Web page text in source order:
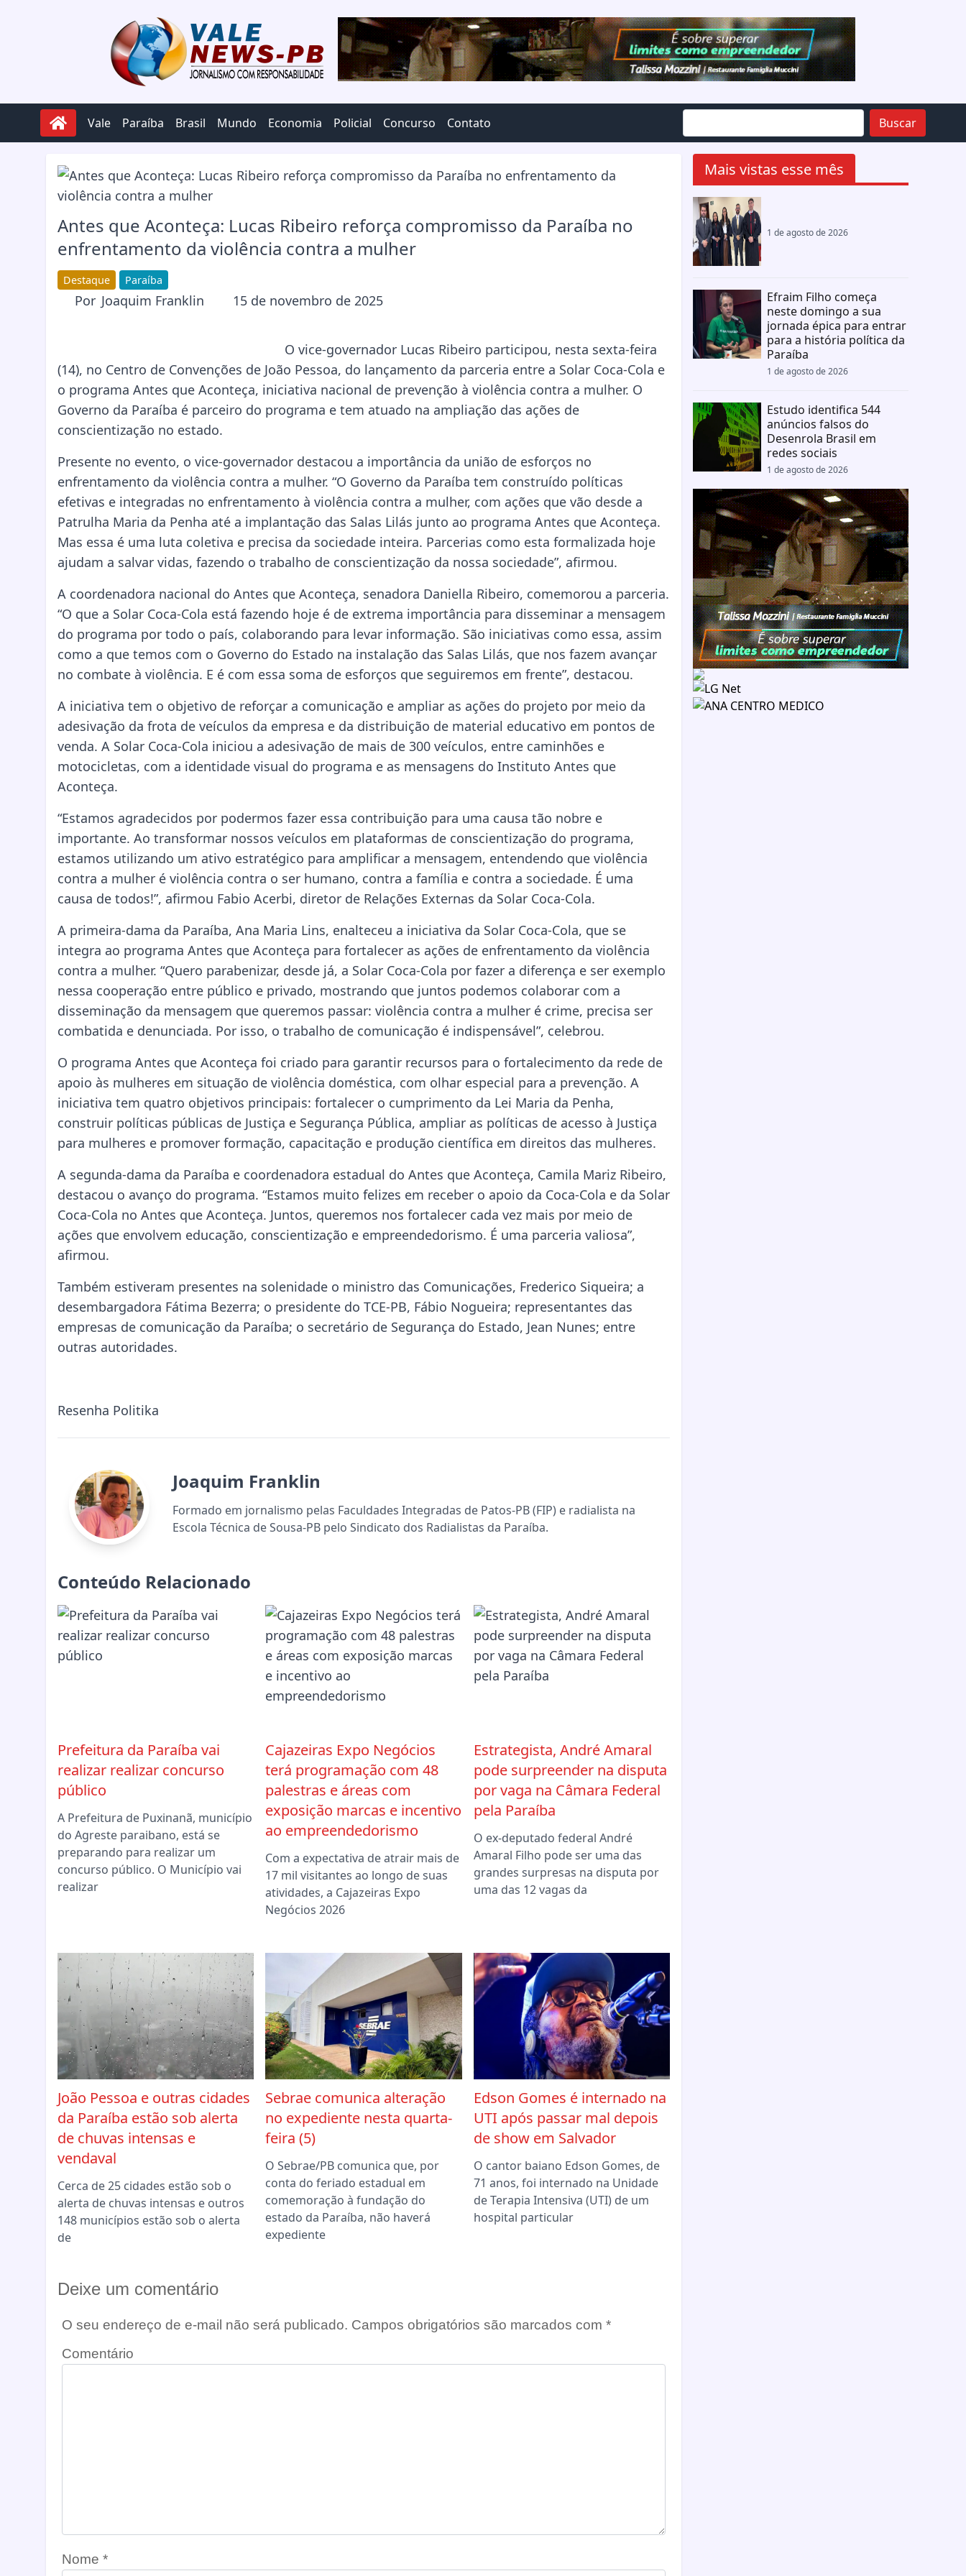
Vale Paraíba Brasil Mundo Economia Policial Concurso Contato Buscar
Antes que Aconteça: Lucas Ribeiro reforça compromisso da Paraíba no
enfrentamento da violência contra a mulher
Destaque Paraíba
Por Joaquim Franklin 15 de novembro de 2025
O vice-governador Lucas Ribeiro participou, nesta sexta-feira
(14), no Centro de Convenções de João Pessoa, do lançamento da parceria entre a Solar Coca-Cola e
o programa Antes que Aconteça, iniciativa nacional de prevenção à violência contra a mulher. O
Governo da Paraíba é parceiro do programa e tem atuado na ampliação das ações de
conscientização no estado.
Presente no evento, o vice-governador destacou a importância da união de esforços no
enfrentamento da violência contra a mulher. “O Governo da Paraíba tem construído políticas
efetivas e integradas no enfrentamento à violência contra a mulher, com ações que vão desde a
Patrulha Maria da Penha até a implantação das Salas Lilás junto ao programa Antes que Aconteça.
Mas essa é uma luta coletiva e precisa da sociedade inteira. Parcerias como esta formalizada hoje
ajudam a salvar vidas, fazendo o trabalho de conscientização da nossa sociedade”, afirmou.
A coordenadora nacional do Antes que Aconteça, senadora Daniella Ribeiro, comemorou a parceria.
“O que a Solar Coca-Cola está fazendo hoje é de extrema importância para disseminar a mensagem
do programa por todo o país, colaborando para levar informação. São iniciativas como essa, assim
como a que temos com o Governo do Estado na instalação das Salas Lilás, que nos fazem avançar
no combate à violência. E é com essa soma de esforços que seguiremos em frente”, destacou.
A iniciativa tem o objetivo de reforçar a comunicação e ampliar as ações do projeto por meio da
adesivação da frota de veículos da empresa e da distribuição de material educativo em pontos de
venda. A Solar Coca-Cola iniciou a adesivação de mais de 300 veículos, entre caminhões e
motocicletas, com a identidade visual do programa e as mensagens do Instituto Antes que
Aconteça.
“Estamos agradecidos por podermos fazer essa contribuição para uma causa tão nobre e
importante. Ao transformar nossos veículos em plataformas de conscientização do programa,
estamos utilizando um ativo estratégico para amplificar a mensagem, entendendo que violência
contra a mulher é violência contra o ser humano, contra a família e contra a sociedade. É uma
causa de todos!”, afirmou Fabio Acerbi, diretor de Relações Externas da Solar Coca-Cola.
A primeira-dama da Paraíba, Ana Maria Lins, enalteceu a iniciativa da Solar Coca-Cola, que se
integra ao programa Antes que Aconteça para fortalecer as ações de enfrentamento da violência
contra a mulher. “Quero parabenizar, desde já, a Solar Coca-Cola por fazer a diferença e ser exemplo
nessa cooperação entre público e privado, mostrando que juntos podemos colaborar com a
disseminação da mensagem que queremos passar: violência contra a mulher é crime, precisa ser
combatida e denunciada. Por isso, o trabalho de comunicação é indispensável”, celebrou.
O programa Antes que Aconteça foi criado para garantir recursos para o fortalecimento da rede de
apoio às mulheres em situação de violência doméstica, com olhar especial para a prevenção. A
iniciativa tem quatro objetivos principais: fortalecer o cumprimento da Lei Maria da Penha,
construir políticas públicas de Justiça e Segurança Pública, ampliar as políticas de acesso à Justiça
para mulheres e promover formação, capacitação e produção científica em direitos das mulheres.
A segunda-dama da Paraíba e coordenadora estadual do Antes que Aconteça, Camila Mariz Ribeiro,
destacou o avanço do programa. “Estamos muito felizes em receber o apoio da Coca-Cola e da Solar
Coca-Cola no Antes que Aconteça. Juntos, queremos nos fortalecer cada vez mais por meio de
ações que envolvem educação, conscientização e empreendedorismo. É uma parceria valiosa”,
afirmou.
Também estiveram presentes na solenidade o ministro das Comunicações, Frederico Siqueira; a
desembargadora Fátima Bezerra; o presidente do TCE-PB, Fábio Nogueira; representantes das
empresas de comunicação da Paraíba; o secretário de Segurança do Estado, Jean Nunes; entre
outras autoridades.
Resenha Politika
Joaquim Franklin
Formado em jornalismo pelas Faculdades Integradas de Patos-PB (FIP) e radialista na
Escola Técnica de Sousa-PB pelo Sindicato dos Radialistas da Paraíba.
Conteúdo Relacionado
Prefeitura da Paraíba vai
realizar realizar concurso
público
A Prefeitura de Puxinanã, município
do Agreste paraibano, está se
preparando para realizar um
concurso público. O Município vai
realizar
Cajazeiras Expo Negócios
terá programação com 48
palestras e áreas com
exposição marcas e incentivo
ao empreendedorismo
Com a expectativa de atrair mais de
17 mil visitantes ao longo de suas
atividades, a Cajazeiras Expo
Negócios 2026
Estrategista, André Amaral
pode surpreender na disputa
por vaga na Câmara Federal
pela Paraíba
O ex-deputado federal André
Amaral Filho pode ser uma das
grandes surpresas na disputa por
uma das 12 vagas da
João Pessoa e outras cidades
da Paraíba estão sob alerta
de chuvas intensas e
vendaval
Cerca de 25 cidades estão sob o
alerta de chuvas intensas e outros
148 municípios estão sob o alerta
de
Sebrae comunica alteração
no expediente nesta quarta-
feira (5)
O Sebrae/PB comunica que, por
conta do feriado estadual em
comemoração à fundação do
estado da Paraíba, não haverá
expediente
Edson Gomes é internado na
UTI após passar mal depois
de show em Salvador
O cantor baiano Edson Gomes, de
71 anos, foi internado na Unidade
de Terapia Intensiva (UTI) de um
hospital particular
Deixe um comentário
O seu endereço de e-mail não será publicado. Campos obrigatórios são marcados com *
Comentário
Nome *
Mais vistas esse mês
1 de agosto de 2026
Efraim Filho começa
neste domingo a sua
jornada épica para entrar
para a história política da
Paraíba
1 de agosto de 2026
Estudo identifica 544
anúncios falsos do
Desenrola Brasil em
redes sociais
1 de agosto de 2026